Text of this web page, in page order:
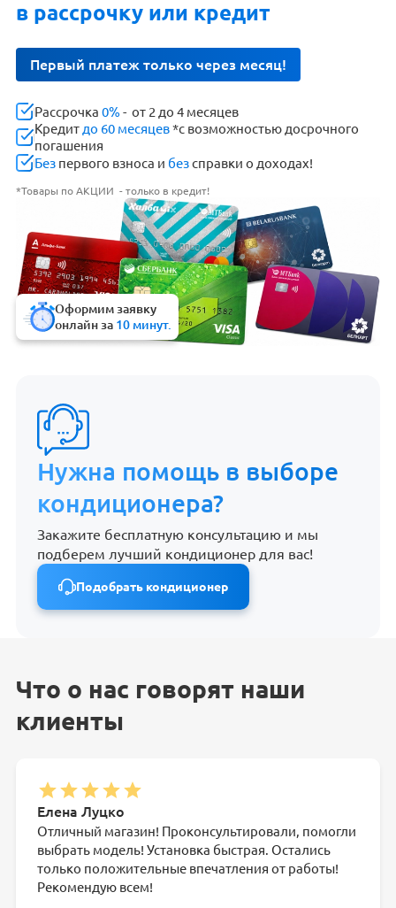
в рассрочку или кредит
Первый платеж только через месяц!
Рассрочка0% - от 2 до 4 месяцев
Кредит до 60 месяцев*с возможностью досрочного
погашения
Без первого взноса и безсправки о доходах!
*Товары по АКЦИИ - только в кредит!
Оформим заявку
онлайн за 10 минут.
Нужна помощь в выборе
кондиционера?
Закажите бесплатную консультацию и мы
подберем лучший кондиционер для вас!
Подобрать кондиционер
Что о нас говорят наши
клиенты
Елена Луцко
Отличный магазин! Проконсультировали, помогли
выбрать модель! Установка быстрая. Остались
только положительные впечатления от работы!
Рекомендую всем!